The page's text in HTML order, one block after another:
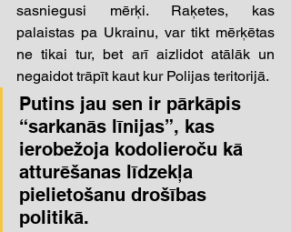
sasniegusi mērķi. Raķetes, kas
palaistas pa Ukrainu, var tikt mērķētas
ne tikai tur, bet arī aizlidot atālāk un
Putins jau sen ir pārkāpis
“sarkanās līnijas”, kas
ierobežoja kodolieroču kā
atturēšanas līdzekļa
pielietošanu drošības
politikā.